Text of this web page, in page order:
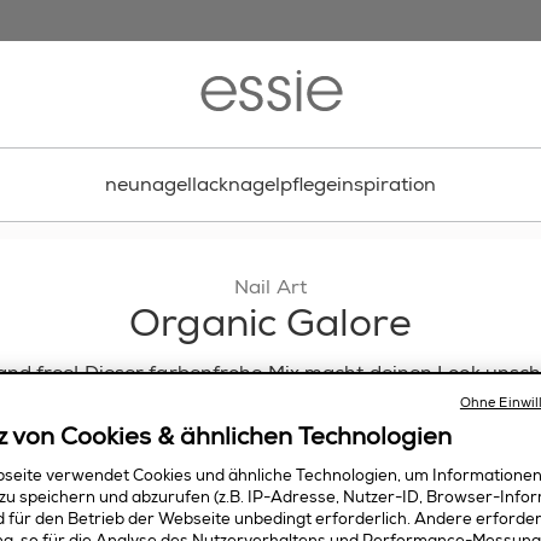
neunagellacknagelpflegeinspiration
Nail Art
Organic Galore
free! Dieser farbenfrohe Mix macht deinen Look
von Cookies & ähnlichen Technologien
verwendet Cookies und ähnliche Technologien, um
speichern und abzurufen (z.B. IP-Adresse, Nutzer-ID, Browser-
für den Betrieb der Webseite unbedingt erforderlich. Andere
Ohne